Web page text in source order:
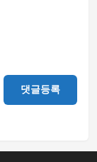
댓글등록